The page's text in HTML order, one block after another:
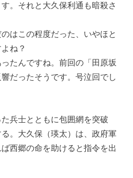
。それと大久保利通も暗殺さ
はこの程度だった、いやほと
ね？
たんですね。前回の「田原坂
だったそうです。号泣回でし
兵士とともに包囲網を突破
。大久保（瑛太）は、政府軍
西郷の命を助けると指令を出